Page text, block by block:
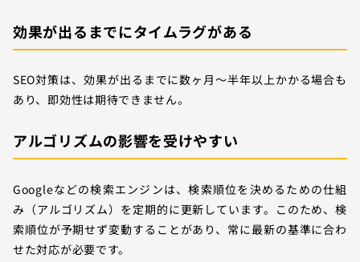
効果が出るまでにタイムラグがある
SEO対策は、効果が出るまでに数ヶ月～半年以上かかる場合も
あり、即効性は期待できません。
アルゴリズムの影響を受けやすい
Googleなどの検索エンジンは、検索順位を決めるための仕組
み（アルゴリズム）を定期的に更新しています。このため、検
索順位が予期せず変動することがあり、常に最新の基準に合わ
せた対応が必要です。